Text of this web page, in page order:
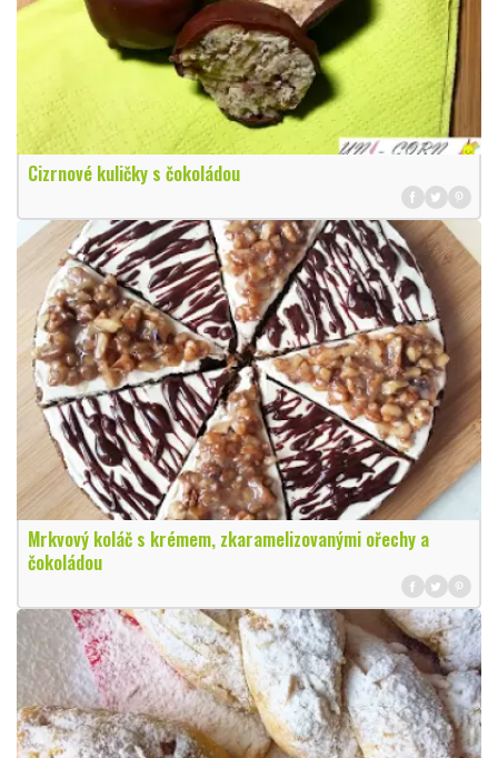
Cizrnové kuličky s čokoládou
Mrkvový koláč s krémem, zkaramelizovanými ořechy a
čokoládou